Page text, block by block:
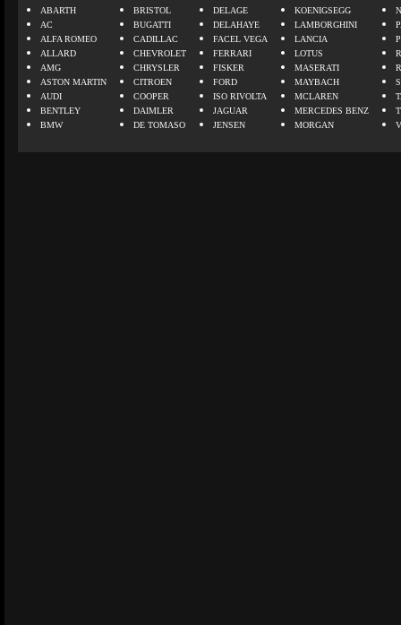
ABARTH
AC
ALFA ROMEO
ALLARD
AMG
ASTON MARTIN
AUDI
BENTLEY
BMW
BRISTOL
BUGATTI
CADILLAC
CHEVROLET
CHRYSLER
CITROEN
COOPER
DAIMLER
DE TOMASO
DELAGE
DELAHAYE
FACEL VEGA
FERRARI
FISKER
FORD
ISO RIVOLTA
JAGUAR
JENSEN
KOENIGSEGG
LAMBORGHINI
LANCIA
LOTUS
MASERATI
MAYBACH
MCLAREN
MERCEDES BENZ
MORGAN